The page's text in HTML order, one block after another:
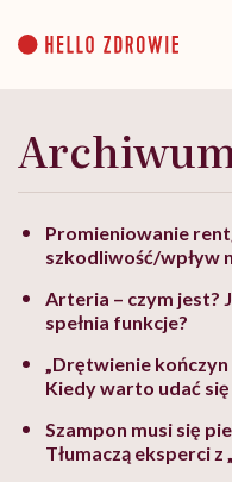
content
Promieniowanie
szkodliwość/wpływ
Arteria – czym jest?
spełnia funkcje?
„Drętwienie kończyn
Kiedy warto udać
Szampon musi się
Tłumaczą eksperci